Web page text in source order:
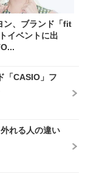
ン、ブランド「fit
イベントに出
「CASIO」フ
れる人の違い